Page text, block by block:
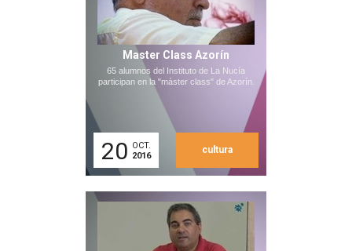
Master Class Azorín
65 alumnos del Instituto de La Nucía
participan en la "máster class" de Azorín.
20 OCT.
2016
cultura